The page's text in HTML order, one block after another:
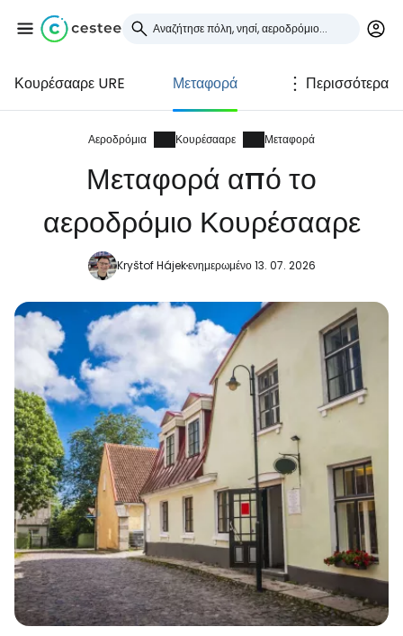
Κουρέσααρε URE Μεταφορά Περισσότερα
Αεροδρόμια Κουρέσααρε Μεταφορά
Μεταφορά από το
αεροδρόμιο Κουρέσααρε
Kryštof Hájekενημερωμένο 13. 07. 2026
Συνδεθείτε στο Cestee
... η παγκόσμια ταξιδιωτική κοινότητα
Συνεχίστε με την Google
Συνεχίστε με το Facebook
Συνεχίστε με email